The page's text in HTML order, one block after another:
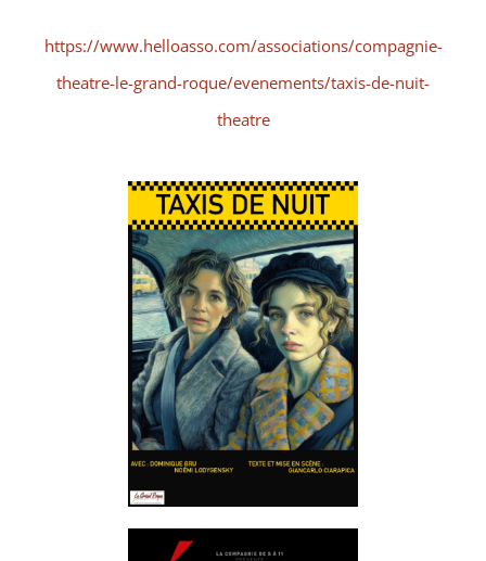
https://www.helloasso.com/associations/compagnie-
theatre-le-grand-roque/evenements/taxis-de-nuit-
theatre